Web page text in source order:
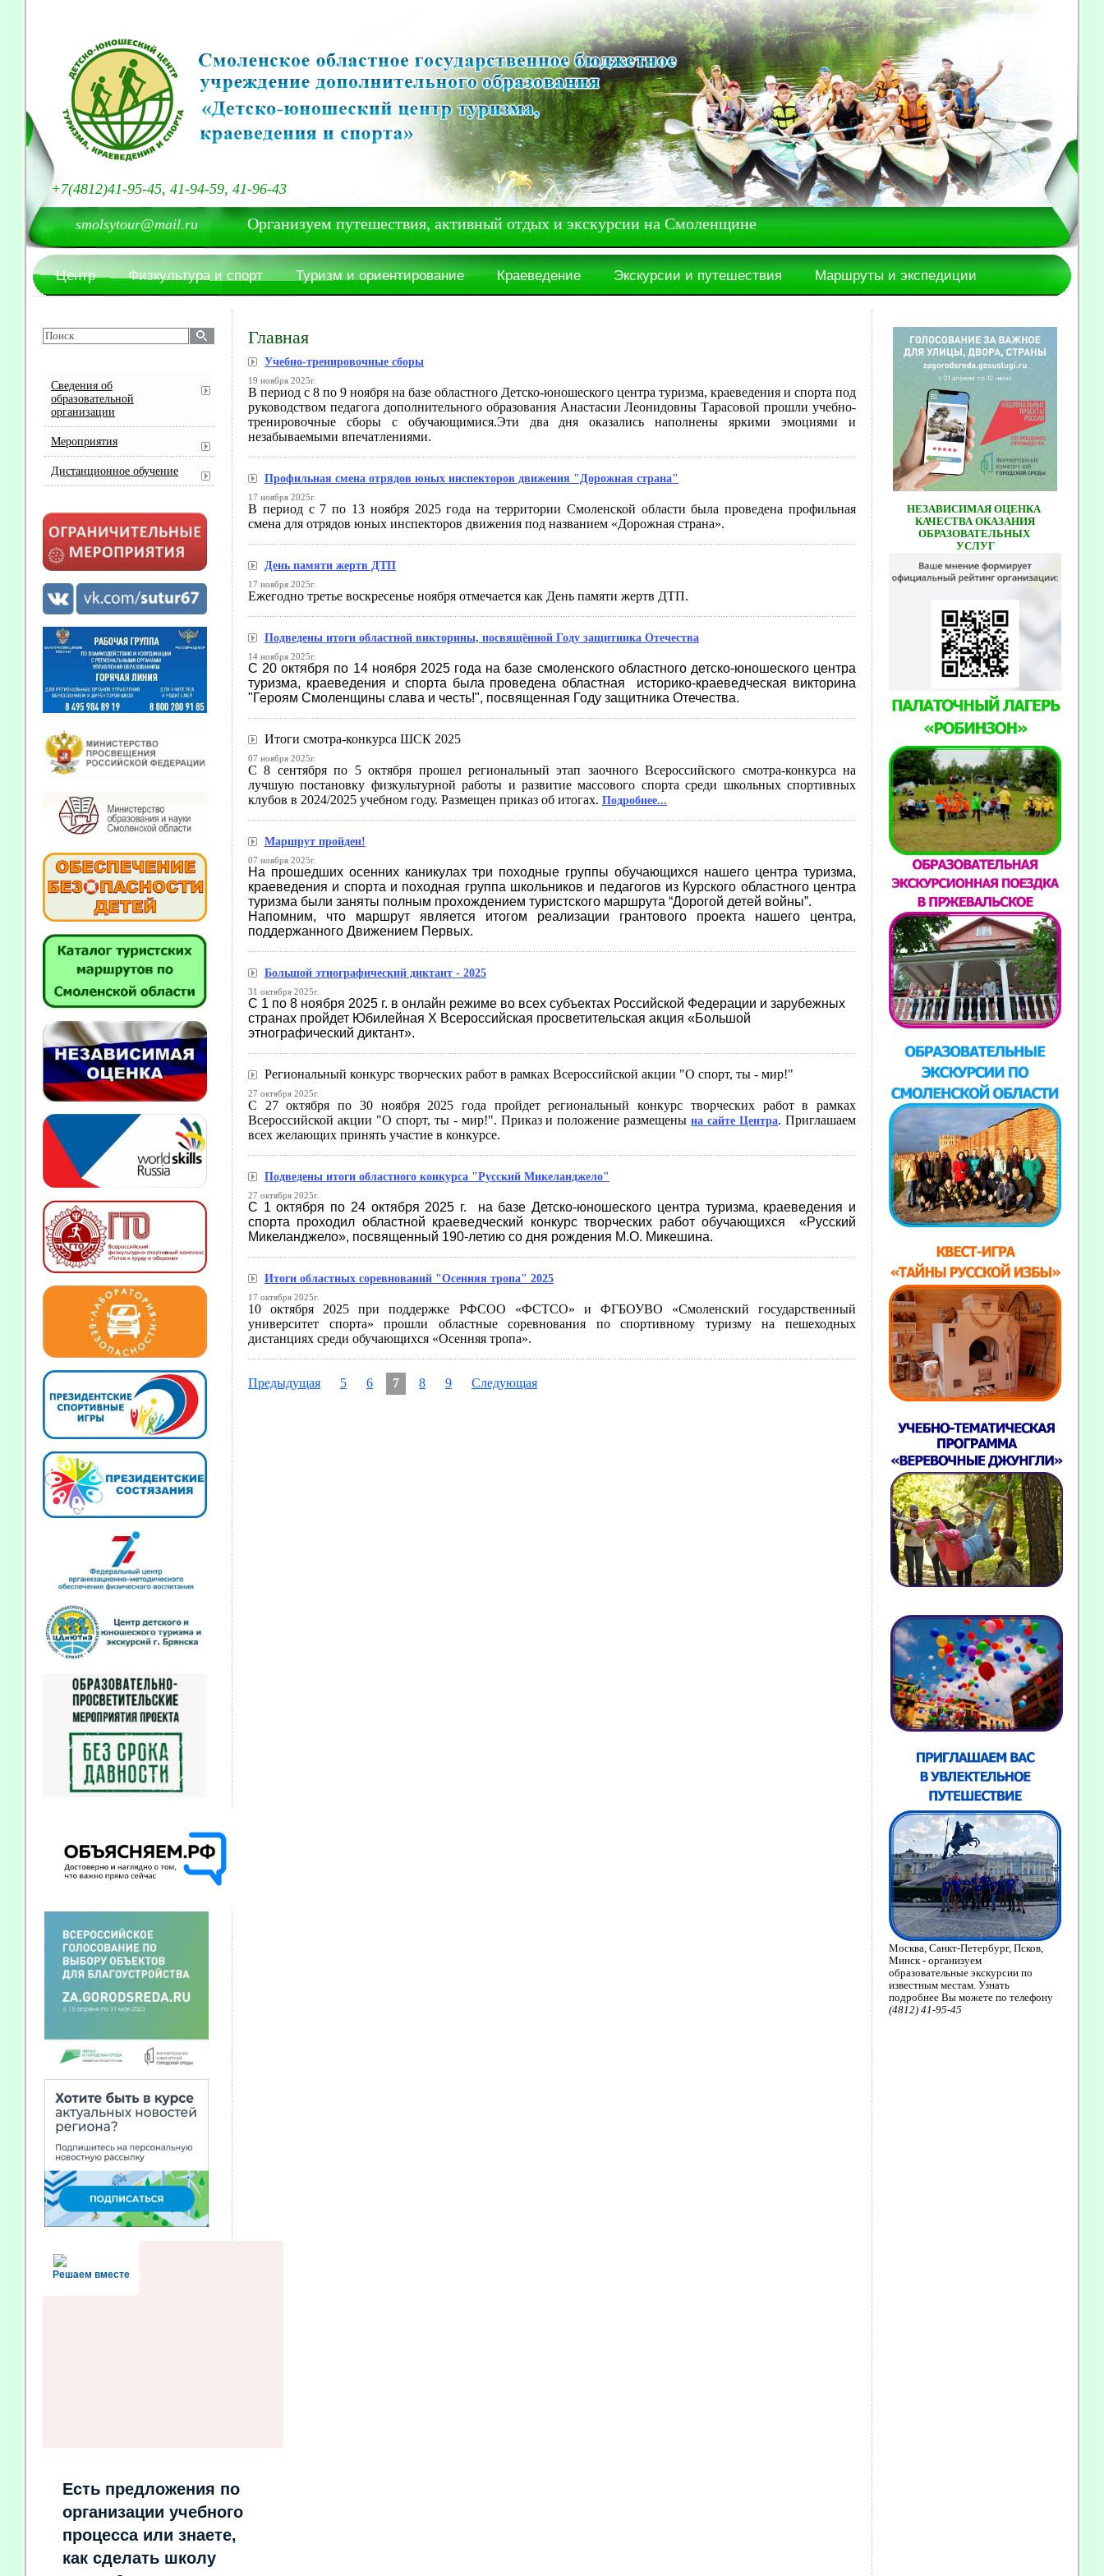
smolsytour@mail.ruОрганизуем путешествия, активный отдых и экскурсии на Смоленщине
+7(4812)41-95-45, 41-94-59, 41-96-43
Центр Физкультура и спорт Туризм и ориентирование Краеведение Экскурсии и путешествия Маршруты и экспедиции
Главная
Учебно-тренировочные сборы
19 ноября 2025г.
В период с 8 по 9 ноября на базе областного Детско-юношеского центра туризма, краеведения и спорта под
руководством педагога дополнительного образования Анастасии Леонидовны Тарасовой прошли учебно-
тренировочные сборы с обучающимися.Эти два дня оказались наполнены яркими эмоциями и
незабываемыми впечатлениями.
Профильная смена отрядов юных инспекторов движения "Дорожная страна"
17 ноября 2025г.
В период с 7 по 13 ноября 2025 года на территории Смоленской области была проведена профильная
смена для отрядов юных инспекторов движения под названием «Дорожная страна».
День памяти жертв ДТП
17 ноября 2025г.
Ежегодно третье воскресенье ноября отмечается как День памяти жертв ДТП.
Подведены итоги областной викторины, посвящённой Году защитника Отечества
14 ноября 2025г.
С 20 октября по 14 ноября 2025 года на базе смоленского областного детско-юношеского центра
туризма, краеведения и спорта была проведена областная историко-краеведческая викторина
"Героям Смоленщины слава и честь!", посвященная Году защитника Отечества.
Итоги смотра-конкурса ШСК 2025
07 ноября 2025г.
С 8 сентября по 5 октября прошел региональный этап заочного Всероссийского смотра-конкурса на
лучшую постановку физкультурной работы и развитие массового спорта среди школьных спортивных
клубов в 2024/2025 учебном году. Размещен приказ об итогах. Подробнее...
Маршрут пройден!
07 ноября 2025г.
На прошедших осенних каникулах три походные группы обучающихся нашего центра туризма,
краеведения и спорта и походная группа школьников и педагогов из Курского областного центра
туризма были заняты полным прохождением туристского маршрута “Дорогой детей войны”.
Напомним, что маршрут является итогом реализации грантового проекта нашего центра,
поддержанного Движением Первых.
Большой этнографический диктант - 2025
31 октября 2025г.
С 1 по 8 ноября 2025 г. в онлайн режиме во всех субъектах Российской Федерации и зарубежных
странах пройдет Юбилейная X Всероссийская просветительская акция «Большой
этнографический диктант».
Региональный конкурс творческих работ в рамках Всероссийской акции "О спорт, ты - мир!"
27 октября 2025г.
С 27 октября по 30 ноября 2025 года пройдет региональный конкурс творческих работ в рамках
Всероссийской акции "О спорт, ты - мир!". Приказ и положение размещенына сайте Центра. Приглашаем
всех желающих принять участие в конкурсе.
Подведены итоги областного конкурса "Русский Микеланджело"
27 октября 2025г.
С 1 октября по 24 октября 2025 г. на базе Детско-юношеского центра туризма, краеведения и
спорта проходил областной краеведческий конкурс творческих работ обучающихся «Русский
Микеланджело», посвященный 190-летию со дня рождения М.О. Микешина.
Итоги областных соревнований "Осенняя тропа" 2025
17 октября 2025г.
10 октября 2025 при поддержке РФСОО «ФСТСО» и ФГБОУВО «Смоленский государственный
университет спорта» прошли областные соревнования по спортивному туризму на пешеходных
дистанциях среди обучающихся «Осенняя тропа».
Предыдущая 5 6 7 8 9 Следующая
Сведения об
образовательной
организации
Мероприятия
Дистанционное обучение
Решаем вместе
Есть предложения по
организации учебного
процесса или знаете,
как сделать школу
НЕЗАВИСИМАЯ ОЦЕНКА
КАЧЕСТВА ОКАЗАНИЯ
ОБРАЗОВАТЕЛЬНЫХ
УСЛУГ
Москва, Санкт-Петербург, Псков,
Минск - организуем
образовательные экскурсии по
известным местам. Узнать
подробнее Вы можете по телефону
(4812) 41-95-45